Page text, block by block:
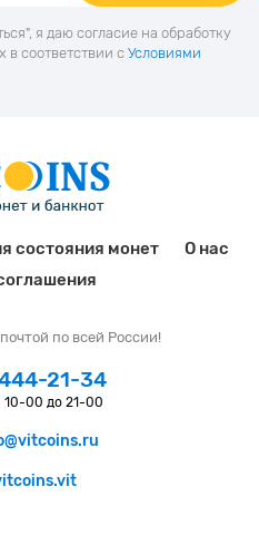
я даю согласие на обработку
соответствии с Условиями
состояния монет
О нас
по всей России!
21-34
10-00 до 21-00